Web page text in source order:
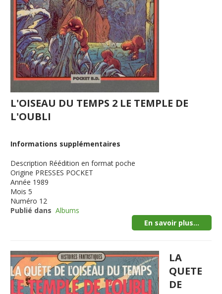
L'OISEAU DU TEMPS 2 LE TEMPLE DE
L'OUBLI
Informations supplémentaires
Description Réédition en format poche
Origine PRESSES POCKET
Année 1989
Mois 5
Numéro 12
Publié dans Albums
En savoir plus...
LA
QUETE
DE